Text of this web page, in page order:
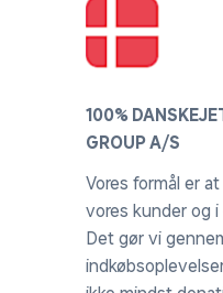
100%
GROUP A/S
Vores formål er
vores kunder og
Det gør vi